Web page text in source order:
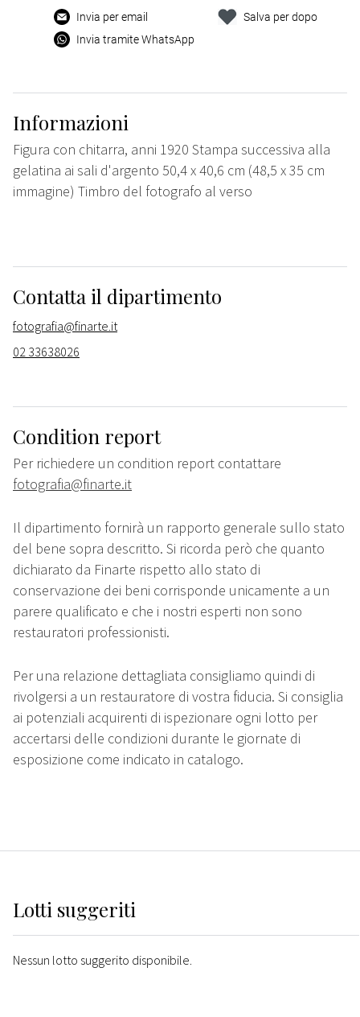
Invia per email
Invia tramite WhatsApp
Salva per dopo
Informazioni
Figura con chitarra, anni 1920 Stampa successiva alla
gelatina ai sali d'argento 50,4 x 40,6 cm (48,5 x 35 cm
immagine) Timbro del fotografo al verso
Contatta il dipartimento
fotografia@finarte.it
02 33638026
Condition report
Per richiedere un condition report contattare
fotografia@finarte.it
Il dipartimento fornirà un rapporto generale sullo stato
del bene sopra descritto. Si ricorda però che quanto
dichiarato da Finarte rispetto allo stato di
conservazione dei beni corrisponde unicamente a un
parere qualificato e che i nostri esperti non sono
restauratori professionisti.
Per una relazione dettagliata consigliamo quindi di
rivolgersi a un restauratore di vostra fiducia. Si consiglia
ai potenziali acquirenti di ispezionare ogni lotto per
accertarsi delle condizioni durante le giornate di
esposizione come indicato in catalogo.
Lotti suggeriti
Nessun lotto suggerito disponibile.